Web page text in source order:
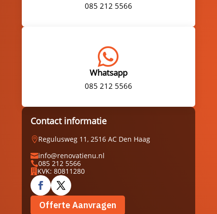
085 212 5566

Whatsapp
085 212 5566
Contact informatie
Regulusweg 11, 2516 AC Den Haag
info@renovatienu.nl
085 212 5566
 KVK: 80811280
Offerte Aanvragen